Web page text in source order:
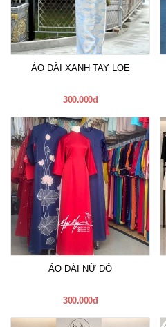
ÁO DÀI XANH TAY LOE
300.000đ
ÁO DÀI NỮ ĐỎ
300.000đ